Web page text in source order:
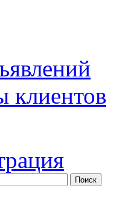
клиентов
Поиск